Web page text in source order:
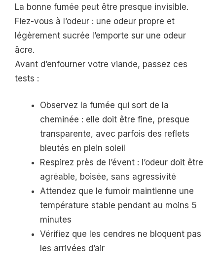
La bonne fumée peut être presque invisible.
Fiez-vous à l’odeur : une odeur propre et
légèrement sucrée l’emporte sur une odeur
âcre.
Avant d’enfourner votre viande, passez ces
tests :
Observez la fumée qui sort de la
cheminée : elle doit être fine, presque
transparente, avec parfois des reflets
bleutés en plein soleil
Respirez près de l’évent : l’odeur doit être
agréable, boisée, sans agressivité
Attendez que le fumoir maintienne une
température stable pendant au moins 5
minutes
Vérifiez que les cendres ne bloquent pas
les arrivées d’air